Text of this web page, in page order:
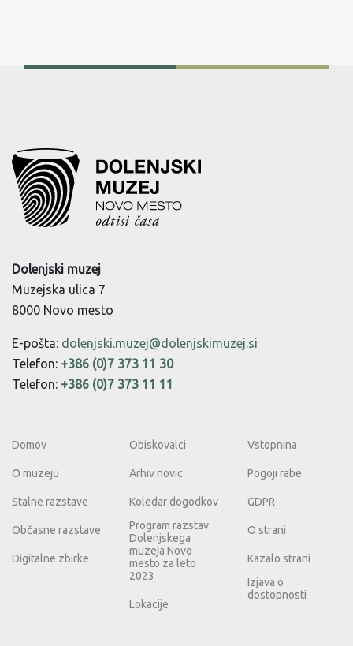
Dolenjski muzej
Muzejska ulica 7
8000 Novo mesto
E-pošta: dolenjski.muzej@dolenjskimuzej.si
Telefon: +386 (0)7 373 11 30
Telefon: +386 (0)7 373 11 11
Domov
O muzeju
Stalne razstave
Občasne razstave
Digitalne zbirke
Obiskovalci
Arhiv novic
Koledar dogodkov
Program razstav
Dolenjskega
muzeja Novo
mesto za leto
2023
Lokacije
Vstopnina
Pogoji rabe
GDPR
O strani
Kazalo strani
Izjava o
dostopnosti